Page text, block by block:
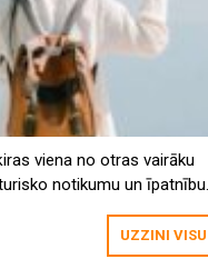
viena no otras vairāku
notikumu un īpatnību
UZZINI VISU